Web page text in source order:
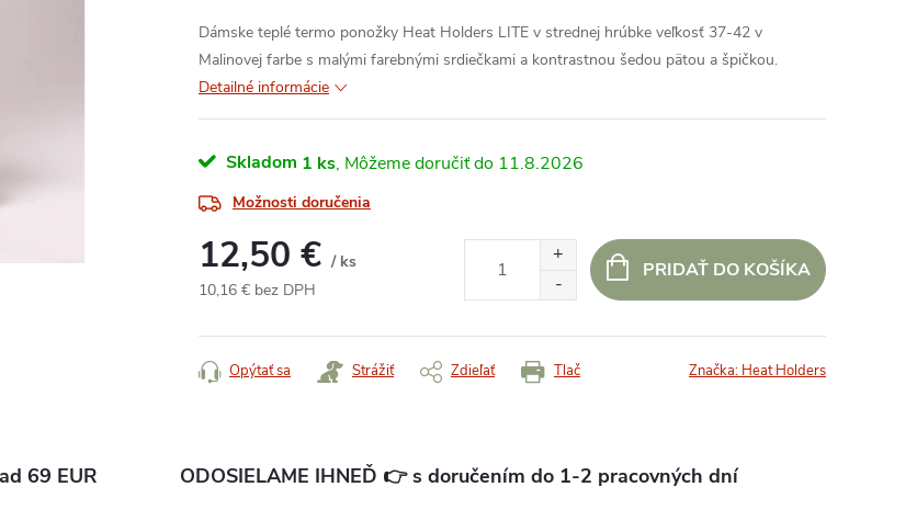
Dámske teplé termo ponožky Heat Holders LITE v strednej hrúbke veľkosť 37-42 v
Malinovej farbe s malými farebnými srdiečkami a kontrastnou šedou pätou a špičkou.
Detailné informácie
Skladom 1 ks 11.8.2026
Možnosti doručenia
12,50 € / ks
10,16 € bez DPH
cena:
PRIDAŤ DO KOŠÍKA
Tlač
Opýtať sa Strážiť Zdieľať Značka: Heat Holders
69 EUR ODOSIELAME IHNEĎ 👉 s doručením do 1-2 pracovných dní